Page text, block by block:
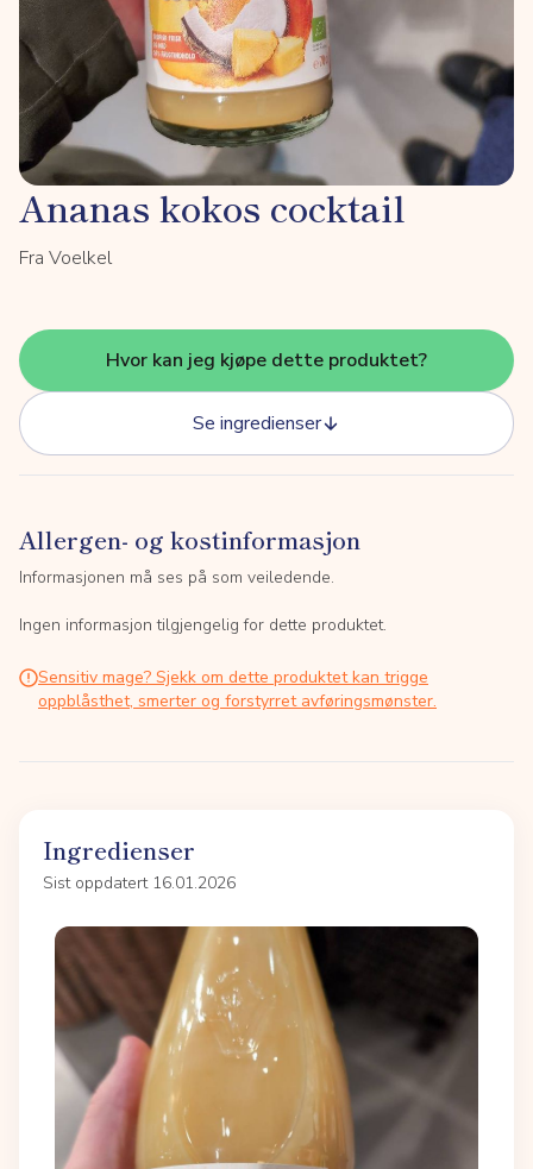
Ananas kokos cocktail
Fra Voelkel
Hvor kan jeg kjøpe dette produktet?
Se ingredienser
Allergen- og kostinformasjon
Informasjonen må ses på som veiledende.
Ingen informasjon tilgjengelig for dette produktet.
Sensitiv mage? Sjekk om dette produktet kan trigge
oppblåsthet, smerter og forstyrret avføringsmønster.
Ingredienser
Sist oppdatert 16.01.2026